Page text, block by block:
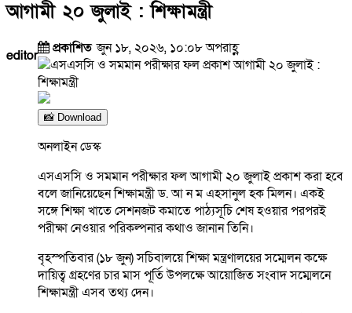
আগামী ২০ জুলাই : শিক্ষামন্ত্রী
editor প্রকাশিতজুন ১৮, ২০২৬, ১০:০৮ অপরাহ্ণ
📸 Download
অনলাইন ডেস্ক
এসএসসি ও সমমান পরীক্ষার ফল আগামী ২০ জুলাই প্রকাশ করা হবে
বলে জানিয়েছেন শিক্ষামন্ত্রী ড. আ ন ম এহসানুল হক মিলন। একই
সঙ্গে শিক্ষা খাতে সেশনজট কমাতে পাঠ্যসূচি শেষ হওয়ার পরপরই
পরীক্ষা নেওয়ার পরিকল্পনার কথাও জানান তিনি।
বৃহস্পতিবার (১৮ জুন) সচিবালয়ে শিক্ষা মন্ত্রণালয়ের সম্মেলন কক্ষে
দায়িত্ব গ্রহণের চার মাস পূর্তি উপলক্ষে আয়োজিত সংবাদ সম্মেলনে
শিক্ষামন্ত্রী এসব তথ্য দেন।